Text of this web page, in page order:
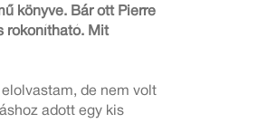
könyve. Bár ott Pierre
rokonítható. Mit
elolvastam, de nem volt
adott egy kis